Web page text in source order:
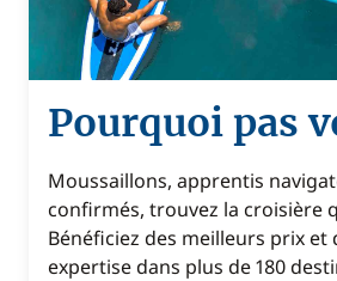
Pourquoi pas
Moussaillons, apprentis
confirmés, trouvez la croisière
Bénéficiez des meilleurs prix et
expertise dans plus de 180